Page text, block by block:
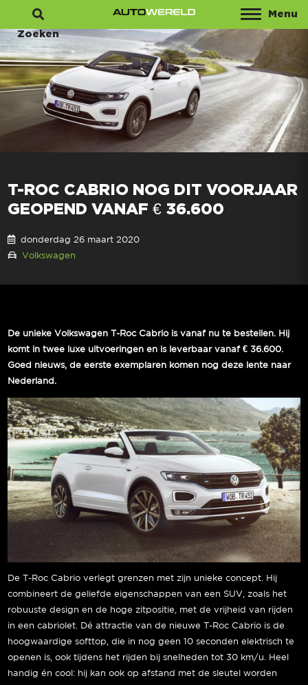
Menu
Zoeken
T-ROC CABRIO NOG DIT VOORJAAR
GEOPEND VANAF € 36.600
donderdag 26 maart 2020
Volkswagen
De unieke Volkswagen T-Roc Cabrio is vanaf nu te bestellen. Hij
komt in twee luxe uitvoeringen en is leverbaar vanaf € 36.600.
Goed nieuws, de eerste exemplaren komen nog deze lente naar
Nederland.
De T-Roc Cabrio verlegt grenzen met zijn unieke concept. Hij
combineert de geliefde eigenschappen van een SUV, zoals het
robuuste design en de hoge zitpositie, met de vrijheid van rijden
in een cabriolet. Dé attractie van de nieuwe T-Roc Cabrio is de
hoogwaardige softtop, die in nog geen 10 seconden elektrisch te
openen is, ook tijdens het rijden bij snelheden tot 30 km/u. Heel
handig én cool: hij kan ook op afstand met de sleutel worden